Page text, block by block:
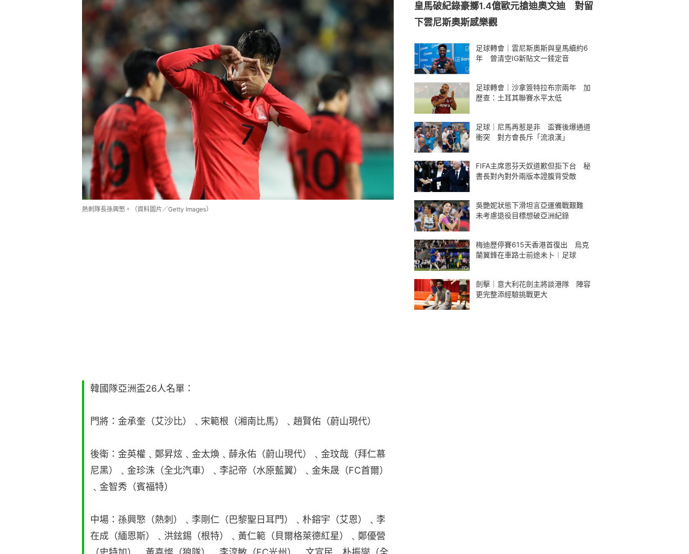
熱刺隊長孫興慜。（資料圖片／Getty Images）
韓國隊亞洲盃26人名單：
門將：金承奎（艾沙比）﹑宋範根（湘南比馬）﹑趙賢佑（蔚山現代）
後衛：金英權﹑鄭昇炫﹑金太煥﹑薛永佑（蔚山現代）﹑金玟哉（拜仁慕
尼黑）﹑金珍洙（全北汽車）﹑李記帝（水原藍翼）﹑金朱晟（FC首爾）
﹑金智秀（賓福特）
中場：孫興慜（熱刺）﹑李剛仁（巴黎聖日耳門）﹑朴鎔宇（艾恩）﹑李
在成（緬恩斯）﹑洪鉉錫（根特）﹑黃仁範（貝爾格萊德紅星）﹑鄭優營
皇馬破紀錄豪擲1.4億歐元搶迪奧文迪 對留
下雲尼斯奧斯感樂觀
足球轉會｜雲尼斯奧斯與皇馬續約6
年 曾清空IG新貼文一錘定音
足球轉會｜沙拿簽特拉布宗兩年 加
歷查：土耳其聯賽水平太低
足球｜尼馬再惹是非 盃賽後爆通道
衝突 對方會長斥「流浪漢」
FIFA主席恩芬天奴道歉但拒下台 秘
書長對內對外兩版本證腹背受敵
吳艷妮狀態下滑坦言亞運備戰艱難
未考慮退役目標想破亞洲紀錄
梅迪歷停賽615天香港首復出 烏克
蘭翼鋒在車路士前途未卜︱足球
劍擊｜意大利花劍主將談港隊 陣容
更完整添經驗挑戰更大